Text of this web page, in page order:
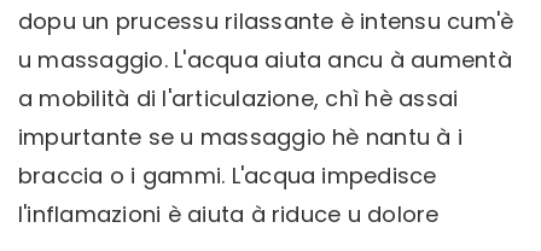
dopu un prucessu rilassante è intensu cum'è
u massaggio. L'acqua aiuta ancu à aumentà
a mobilità di l'articulazione, chì hè assai
impurtante se u massaggio hè nantu à i
braccia o i gammi. L'acqua impedisce
l'inflamazioni è aiuta à riduce u dolore